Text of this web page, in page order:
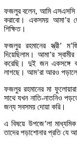
ফজলুর বলেন, আমি এসএসসি
করাবো। একসময় আমা’র
শিক্ষিত।
ফজলুর রহমানের স্ত্রী’
দিয়েছিলাম। আমা’র
করেছি। দুই জন একসঙ্গে
লাগছে। আম’রা আরও
ফজলুর রহমানের মা
সাথে যখন নাতি-নাতনিও
জন্য সবসময় দোয়া করি।
এ বিষয়ে উপজে’লা
তাদের পড়াশোনার প্রতি যে